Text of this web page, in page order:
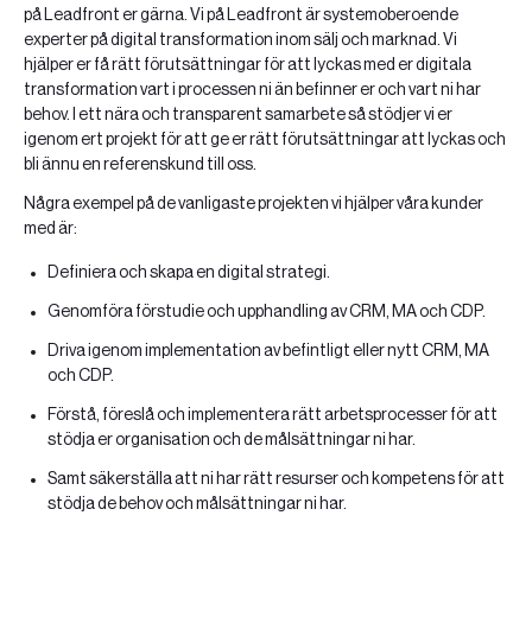
på Leadfront er gärna. Vi på Leadfront är systemoberoende
experter på digital transformation inom sälj och marknad. Vi
hjälper er få rätt förutsättningar för att lyckas med er digitala
transformation vart i processen ni än befinner er och vart ni har
behov. I ett nära och transparent samarbete så stödjer vi er
igenom ert projekt för att ge er rätt förutsättningar att lyckas och
bli ännu en referenskund till oss.
Några exempel på de vanligaste projekten vi hjälper våra kunder
med är:
Definiera och skapa en digital strategi.
Genomföra förstudie och upphandling av CRM, MA och CDP.
Driva igenom implementation av befintligt eller nytt CRM, MA
och CDP.
Förstå, föreslå och implementera rätt arbetsprocesser för att
stödja er organisation och de målsättningar ni har.
Samt säkerställa att ni har rätt resurser och kompetens för att
stödja de behov och målsättningar ni har.